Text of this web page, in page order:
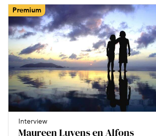
Premium
Interview
Maureen Luyens en Alfons